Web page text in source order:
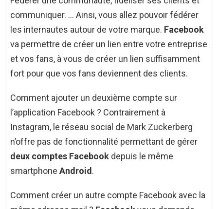
communiquer. … Ainsi, vous allez pouvoir fédérer
les internautes autour de votre marque. Facebook
va permettre de créer un lien entre votre entreprise
et vos fans, à vous de créer un lien suffisamment
fort pour que vos fans deviennent des clients.
Comment ajouter un deuxième compte sur
l’application Facebook ? Contrairement à
Instagram, le réseau social de Mark Zuckerberg
n’offre pas de fonctionnalité permettant de gérer
deux comptes Facebook depuis le même
smartphone Android.
Comment créer un autre compte Facebook avec la